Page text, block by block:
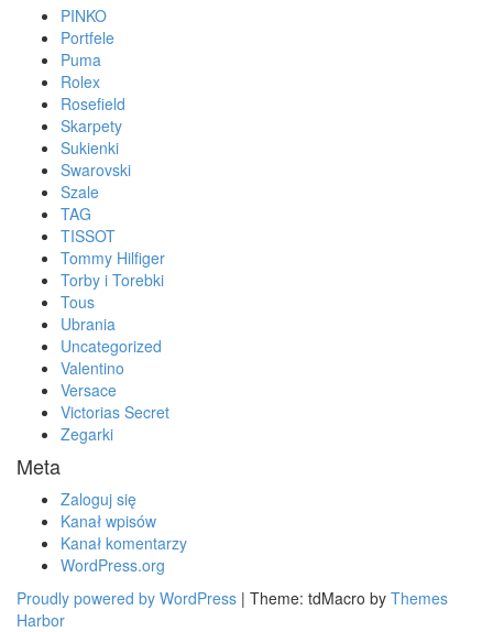
PINKO
Portfele
Puma
Rolex
Rosefield
Skarpety
Sukienki
Swarovski
Szale
TAG
TISSOT
Tommy Hilfiger
Torby i Torebki
Tous
Ubrania
Uncategorized
Valentino
Versace
Victorias Secret
Zegarki
Meta
Zaloguj się
Kanał wpisów
Kanał komentarzy
WordPress.org
Proudly powered by WordPress | Theme: tdMacro by Themes
Harbor